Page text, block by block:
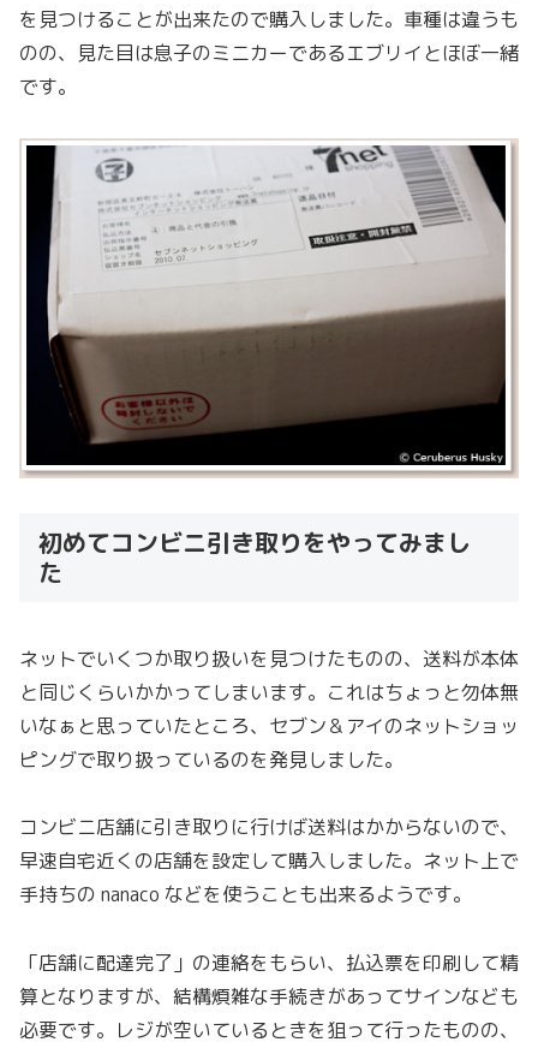
を見つけることが出来たので購入しました。車種は違うも
のの、見た目は息子のミニカーであるエブリイとほぼ一緒
です。
初めてコンビニ引き取りをやってみまし
た
ネットでいくつか取り扱いを見つけたものの、送料が本体
と同じくらいかかってしまいます。これはちょっと勿体無
いなぁと思っていたところ、セブン＆アイのネットショッ
ピングで取り扱っているのを発見しました。
コンビニ店舗に引き取りに行けば送料はかからないので、
早速自宅近くの店舗を設定して購入しました。ネット上で
手持ちの nanaco などを使うことも出来るようです。
「店舗に配達完了」の連絡をもらい、払込票を印刷して精
算となりますが、結構煩雑な手続きがあってサインなども
必要です。レジが空いているときを狙って行ったものの、